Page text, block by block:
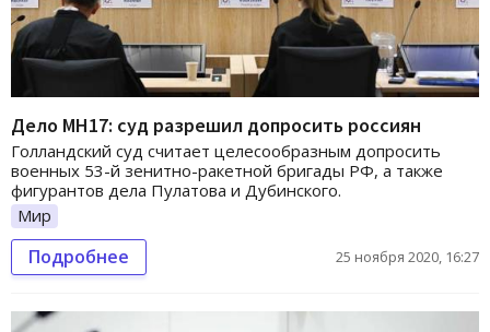
Дело МН17: суд разрешил допросить россиян
Голландский суд считает целесообразным допросить
военных 53-й зенитно-ракетной бригады РФ, а также
фигурантов дела Пулатова и Дубинского.
Мир
Подробнее 25 ноября 2020, 16:27